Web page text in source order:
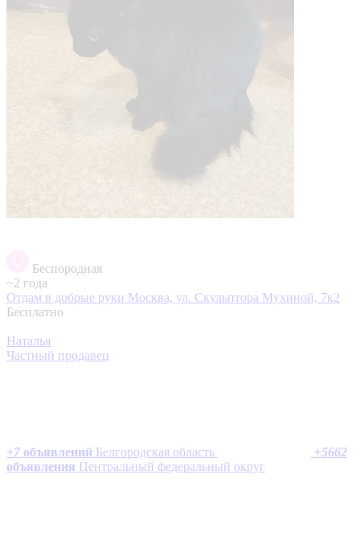
Беспородная
~2 года
Отдам в добрые руки Москва, ул. Скульптора Мухиной, 7к2
Бесплатно
Наталья
Частный продавец
+7 объявлений Белгородская область +5662
объявления Центральный федеральный округ